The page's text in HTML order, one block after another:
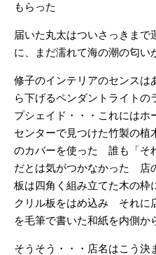
もらった
届いた丸太はついさっきまで
に、まだ濡れて海の潮の匂い
修子のインテリアのセンス
ら下げるペンダントライトの
プシェイド・・・これにはホ
センターで見つけた竹製の植
のカバーを使った 誰も「そ
だとは気がつかなかった 店
板は四角く組み立てた木の枠
クリル板をはめ込み それに
を毛筆で書いた和紙を内側か
そうそう・・・店名はこう決